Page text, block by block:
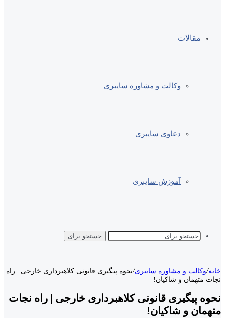
مقالات
وکالت و مشاوره سایبری
دعاوی سایبری
آموزش سایبری
جستجو برای
خانه/وکالت و مشاوره سایبری/نحوه پیگیری قانونی کلاهبرداری خارجی | راه
نجات متهمان و شاکیان!
نحوه پیگیری قانونی کلاهبرداری خارجی | راه نجات
متهمان و شاکیان!